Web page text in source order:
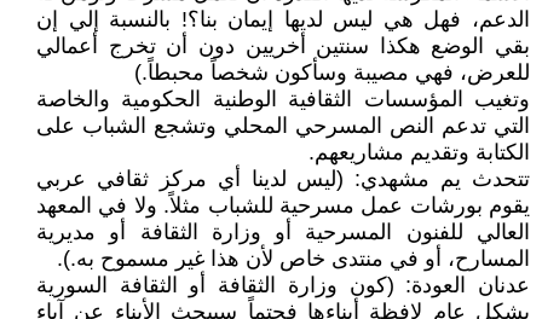
الدعم، فهل هي ليس لديها إيمان بنا؟! بالنسبة إلي إن
بقي الوضع هكذا سنتين أخريين دون أن تخرج أعمالي
للعرض، فهي مصيبة وسأكون شخصاً محبطاً.)
وتغيب المؤسسات الثقافية الوطنية الحكومية والخاصة
التي تدعم النص المسرحي المحلي وتشجع الشباب على
الكتابة وتقديم مشاريعهم.
تتحدث يم مشهدي: (ليس لدينا أي مركز ثقافي عربي
يقوم بورشات عمل مسرحية للشباب مثلاً. ولا في المعهد
العالي للفنون المسرحية أو وزارة الثقافة أو مديرية
المسارح، أو في منتدى خاص لأن هذا غير مسموح به.).
عدنان العودة: (كون وزارة الثقافة أو الثقافة السورية
بشكل عام لافظة أبناءها فحتماً سيبحث الأبناء عن آباء